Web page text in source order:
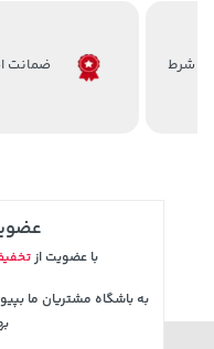
ضمانت
با عضویت از
به باشگاه مشتریان ما